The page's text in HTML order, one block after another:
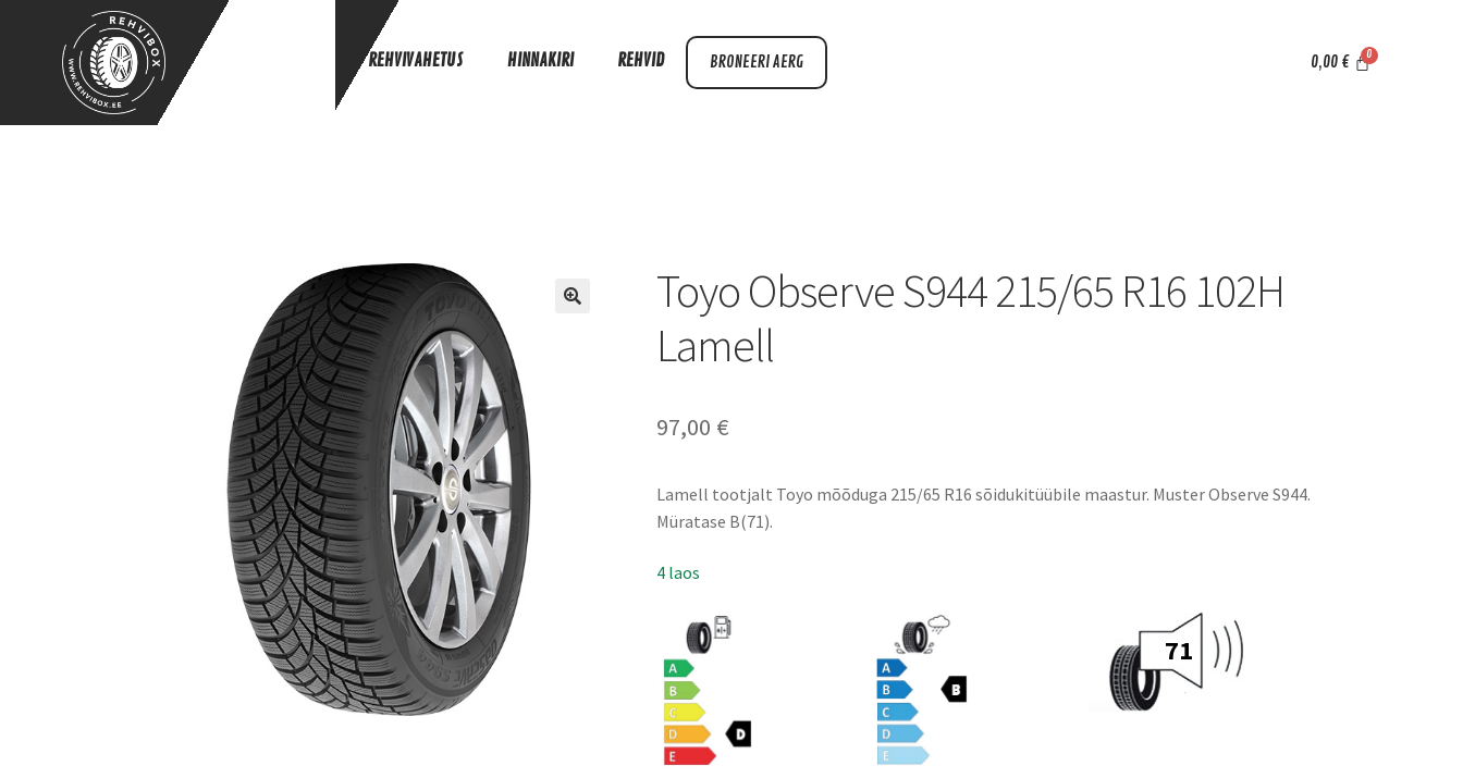
REHVIVAHETUS HINNAKIRI REHVID BRONEERI AERG 0,00 €
Toyo Observe S944 215/65 R16 102H
Lamell
97,00 €
Lamell tootjalt Toyo mõõduga 215/65 R16 sõidukitüübile maastur. Muster Observe S944.
Müratase B(71).
4 laos
71